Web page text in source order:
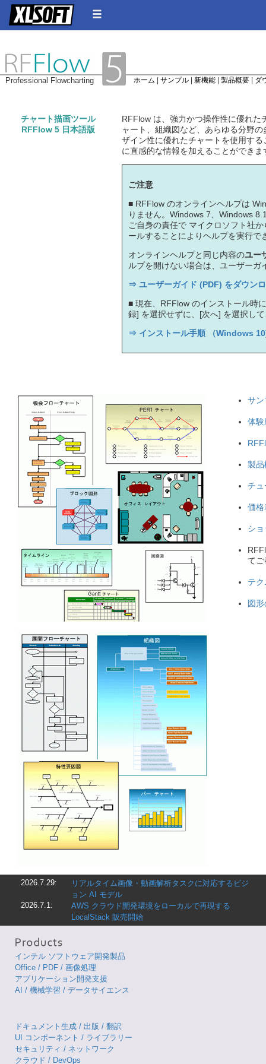
Professional Flowcharting ホーム サンプル 新機能 製品概要 ダ
チャート描画ツール
RFFlow 5 日本語版
RFFlow は、強力かつ操作性に優れ
ャート、組織図など、あらゆる分野
ザイン性に優れたチャートを使用す
に直感的な情報を加えることができま
ご注意
■ RFFlow のオンラインヘルプは
りません。Windows 7、Windows
ご自身の責任で マイクロソフト社
ールすることによりヘルプを実行で
オンラインヘルプと同じ内容のユー
ルプを開けない場合は、ユーザーガ
⇒ ユーザーガイド (PDF) をダウン
■ 現在、RFFlow のインストール時
録] を選択せずに、[次へ] を選択し
⇒ インストール手順 （Windows
サン
体験
製品
チュ
価格
シ
て
テ
図
2026.7.29:
リアルタイム画像・動画解析タスクに対応するビジ
ョン AI モデル
2026.7.1:
AWS クラウド開発環境をローカルで再現する
LocalStack 販売開始
インテル ソフトウェア開発製品
Office / PDF / 画像処理
アプリケーション開発支援
AI / 機械学習 / データサイエンス
ドキュメント生成 / 出版 / 翻訳
UI コンポーネント / ライブラリー
セキュリティ / ネットワーク
クラウド / DevOps